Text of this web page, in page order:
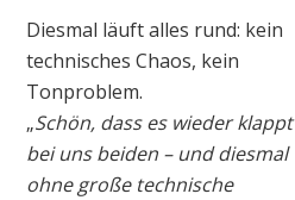
Diesmal läuft alles rund: kein
technisches Chaos, kein
Tonproblem.
„Schön, dass es wieder klappt
bei uns beiden – und diesmal
ohne große technische